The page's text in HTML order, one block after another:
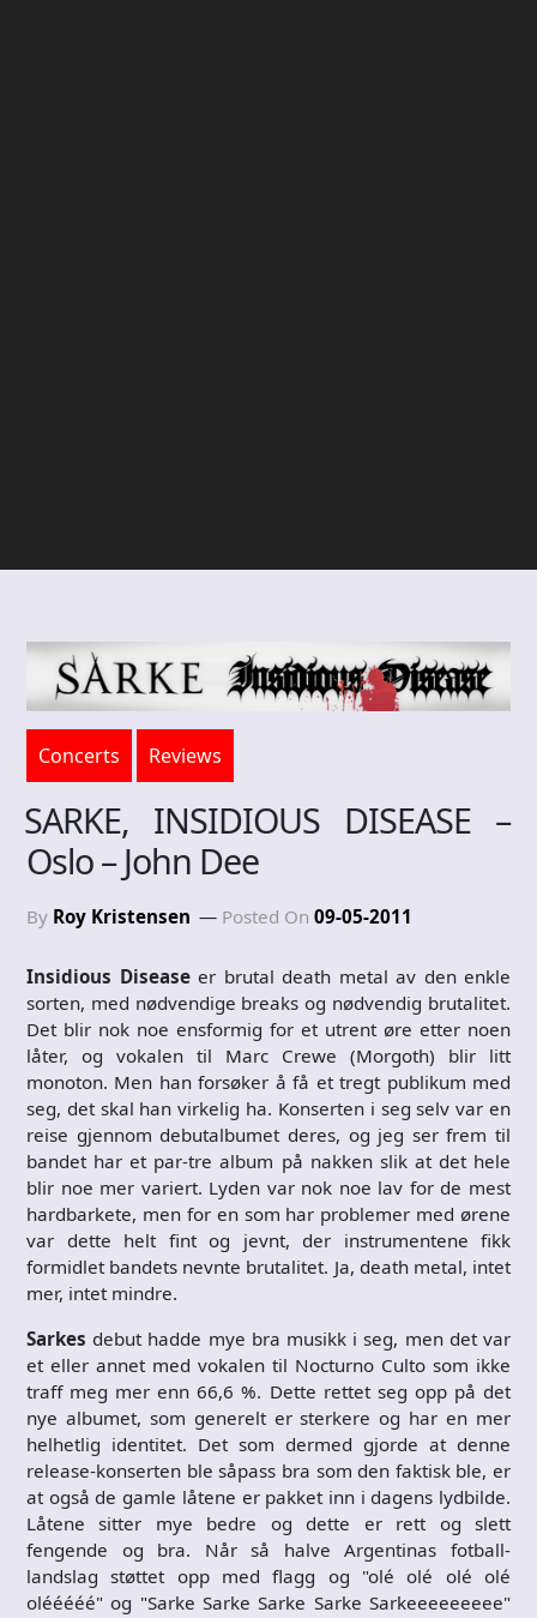
Concerts Reviews
SARKE, INSIDIOUS DISEASE –
Oslo – John Dee
By Roy Kristensen Posted On 09-05-2011
Insidious Diseaseer brutal death metal av den enkle
sorten, med nødvendige breaks og nødvendig brutalitet.
Det blir nok noe ensformig for et utrent øre etter noen
låter, og vokalen til Marc Crewe (Morgoth) blir litt
monoton. Men han forsøker å få et tregt publikum med
seg, det skal han virkelig ha. Konserten i seg selv var en
reise gjennom debutalbumet deres, og jeg ser frem til
bandet har et par-tre album på nakken slik at det hele
blir noe mer variert. Lyden var nok noe lav for de mest
hardbarkete, men for en som har problemer med ørene
var dette helt fint og jevnt, der instrumentene fikk
formidlet bandets nevnte brutalitet. Ja, death metal, intet
mer, intet mindre.
Sarkes debut hadde mye bra musikk i seg, men det var
et eller annet med vokalen til Nocturno Culto som ikke
traff meg mer enn 66,6 %. Dette rettet seg opp på det
nye albumet, som generelt er sterkere og har en mer
helhetlig identitet. Det som dermed gjorde at denne
release-konserten ble såpass bra som den faktisk ble, er
at også de gamle låtene er pakket inn i dagens lydbilde.
Låtene sitter mye bedre og dette er rett og slett
fengende og bra. Når så halve Argentinas fotball-
landslag støttet opp med flagg og "olé olé olé olé
olééééé" og "Sarke Sarke Sarke Sarke Sarkeeeeeeeee"